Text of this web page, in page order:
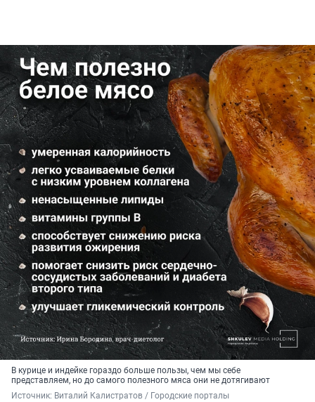
В курице и индейке гораздо больше пользы, чем мы себе
представляем, но до самого полезного мяса они не дотягивают
Источник: Виталий Калистратов / Городские порталы